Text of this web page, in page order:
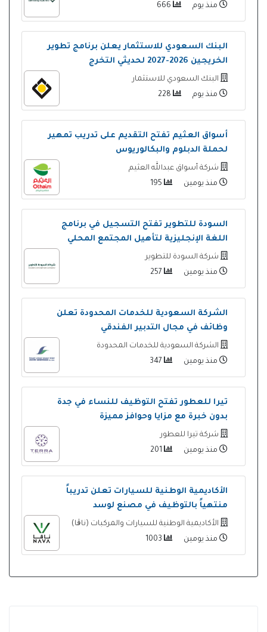
منذ يوم
البنك السعودي للاستثمار يعلن برنامج تطوير
الخريجين 2026-2027 لحديثي التخرج
البنك السعودي للاستثمار
منذ يوم
أسواق العثيم تفتح التقديم على تدريب تمهير
لحملة الدبلوم والبكالوريوس
شركة أسواق عبدالله العثيم
منذ يومين
السودة للتطوير تفتح التسجيل في برنامج
اللغة الإنجليزية لتأهيل المجتمع المحلي
شركة السودة للتطوير
منذ يومين
الشركة السعودية للخدمات المحدودة تعلن
وظائف في مجال التدبير الفندقي
الشركة السعودية للخدمات المحدودة
منذ يومين
تيرا للعطور تفتح التوظيف للنساء في جدة
بدون خبرة مع مزايا وحوافز مميزة
شركة تيرا للعطور
منذ يومين
الأكاديمية الوطنية للسيارات تعلن تدريباً
منتهياً بالتوظيف في مصنع لوسد
الأكاديمية الوطنية للسيارات والمركبات (ناڨا)
منذ يومين